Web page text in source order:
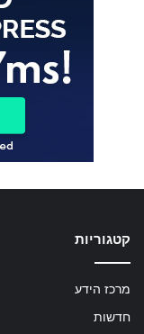
קטגוריות
מרכז הידע
חדשות